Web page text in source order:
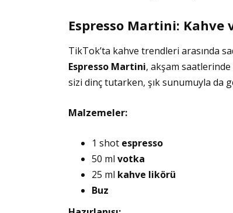
Espresso Martini: Kahve
TikTok’ta kahve trendleri arasında
Espresso Martini, akşam
sizi dinç tutarken, şık sunumuyla da
Malzemeler:
1 shot espresso
50 ml votka
25 ml kahve likörü
Buz